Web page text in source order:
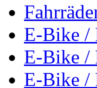
E-Bike /
E-Bike /
E-Bike /